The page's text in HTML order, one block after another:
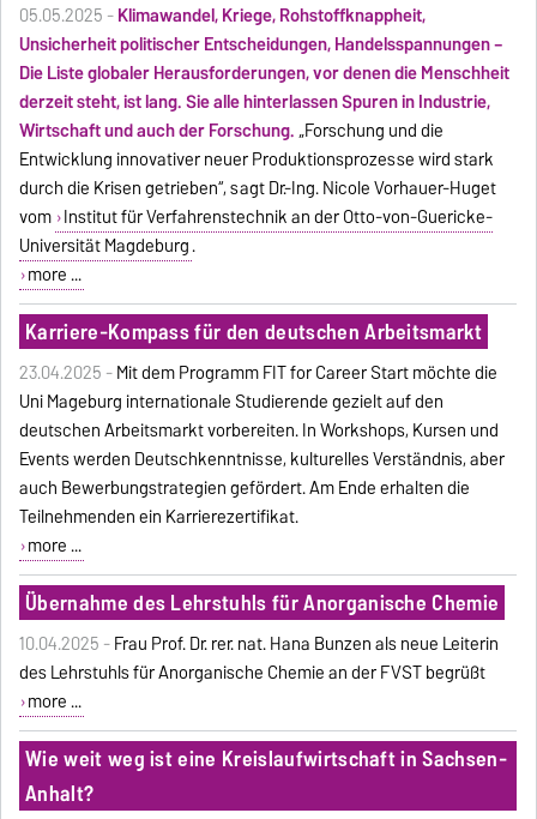
05.05.2025 -Klimawandel, Kriege, Rohstoffknappheit,
Unsicherheit politischer Entscheidungen, Handelsspannungen –
Die Liste globaler Herausforderungen, vor denen die Menschheit
derzeit steht, ist lang. Sie alle hinterlassen Spuren in Industrie,
Wirtschaft und auch der Forschung.„Forschung und die
Entwicklung innovativer neuer Produktionsprozesse wird stark
durch die Krisen getrieben“, sagt Dr.-Ing. Nicole Vorhauer-Huget
vom Institut für Verfahrenstechnik an der Otto-von-Guericke-
Universität Magdeburg.
more ...
Karriere-Kompass für den deutschen Arbeitsmarkt
23.04.2025 -Mit dem Programm FIT for Career Start möchte die
Uni Mageburg internationale Studierende gezielt auf den
deutschen Arbeitsmarkt vorbereiten. In Workshops, Kursen und
Events werden Deutschkenntnisse, kulturelles Verständnis, aber
auch Bewerbungstrategien gefördert. Am Ende erhalten die
Teilnehmenden ein Karrierezertifikat.
more ...
Übernahme des Lehrstuhls für Anorganische Chemie
10.04.2025 -Frau Prof. Dr. rer. nat. Hana Bunzen als neue Leiterin
des Lehrstuhls für Anorganische Chemie an der FVST begrüßt
more ...
Wie weit weg ist eine Kreislaufwirtschaft in Sachsen-
Anhalt?